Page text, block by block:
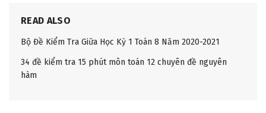
READ ALSO
Bộ Đề Kiểm Tra Giữa Học Kỳ 1 Toán 8 Năm 2020-2021
34 đề kiểm tra 15 phút môn toán 12 chuyên đề nguyên
hàm